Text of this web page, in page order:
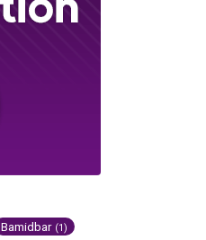
Bamidbar (1)